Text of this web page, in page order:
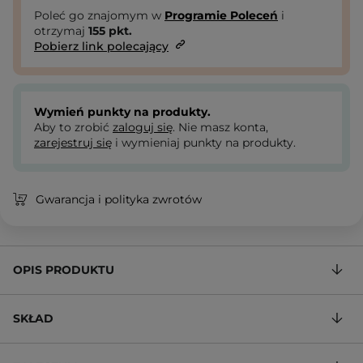
Poleć go znajomym w Programie Poleceń i
otrzymaj 155 pkt.
Pobierz link polecający
Wymień punkty na produkty.
Aby to zrobić zaloguj się. Nie masz konta,
zarejestruj się i wymieniaj punkty na produkty.
Gwarancja i polityka zwrotów
OPIS PRODUKTU
SKŁAD